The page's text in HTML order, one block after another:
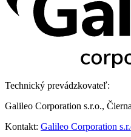
Technický prevádzkovateľ:
Galileo Corporation s.r.o.,
Kontakt: Galileo Corporation